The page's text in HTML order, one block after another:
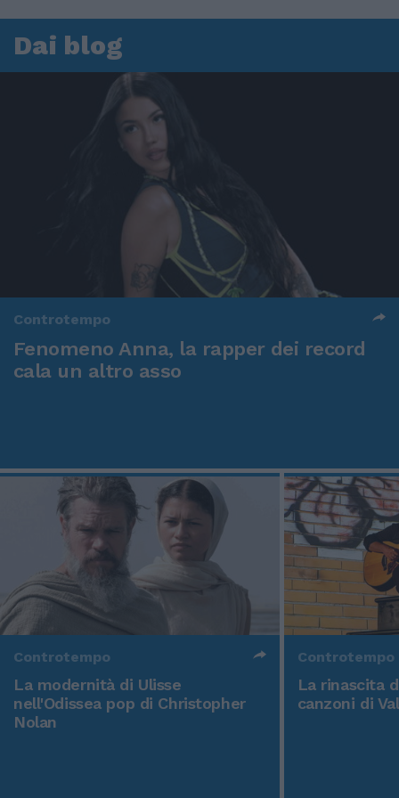
Dai blog
Controtempo
Fenomeno Anna, la rapper dei record
cala un altro asso
Controtempo
La modernità di Ulisse
nell'Odissea pop di Christopher
Nolan
Controtempo
La rinascita
canzoni di